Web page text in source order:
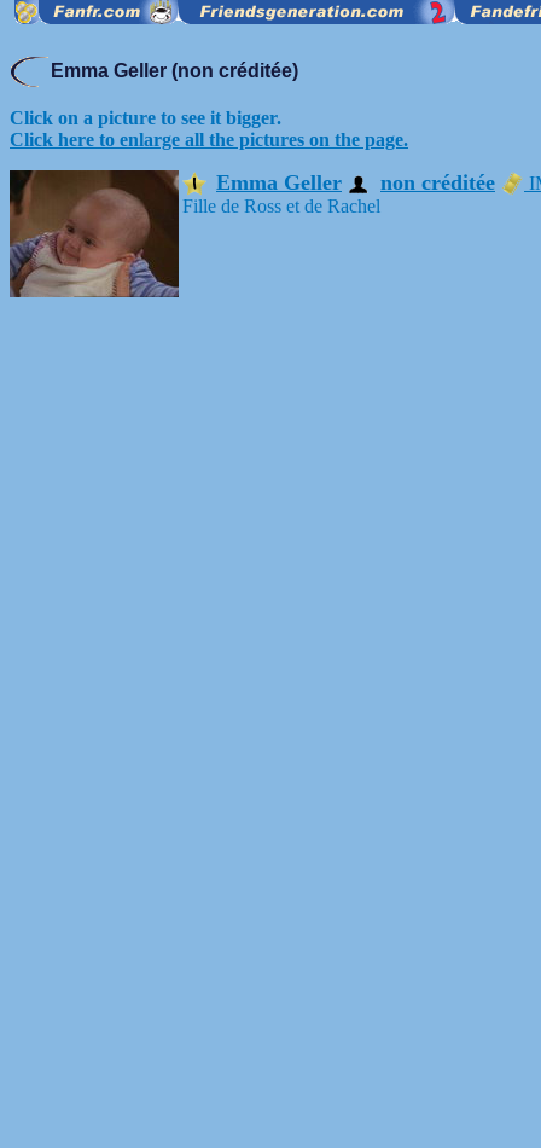
Emma Geller (non créditée)
Click on a picture to see it bigger.
Click here to enlarge all the pictures on the page.
Emma Geller non créditée
Fille de Ross et de Rachel